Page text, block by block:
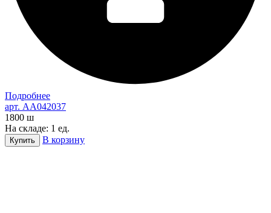
Подробнее
арт. AA042037
1800 ш
На складе: 1 ед.
Купить В корзину